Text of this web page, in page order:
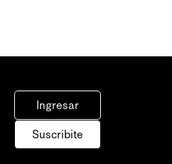
Ingresar
Suscribite